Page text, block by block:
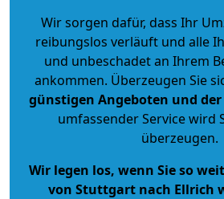
Wir sorgen dafür, dass Ihr
reibungslos verläuft und alle
und unbeschadet an Ihrem
ankommen. Überzeugen Sie
günstigen Angeboten und
umfassender Service wird
überzeugen.
Wir legen los, wenn Sie so
von Stuttgart nach Ellrich